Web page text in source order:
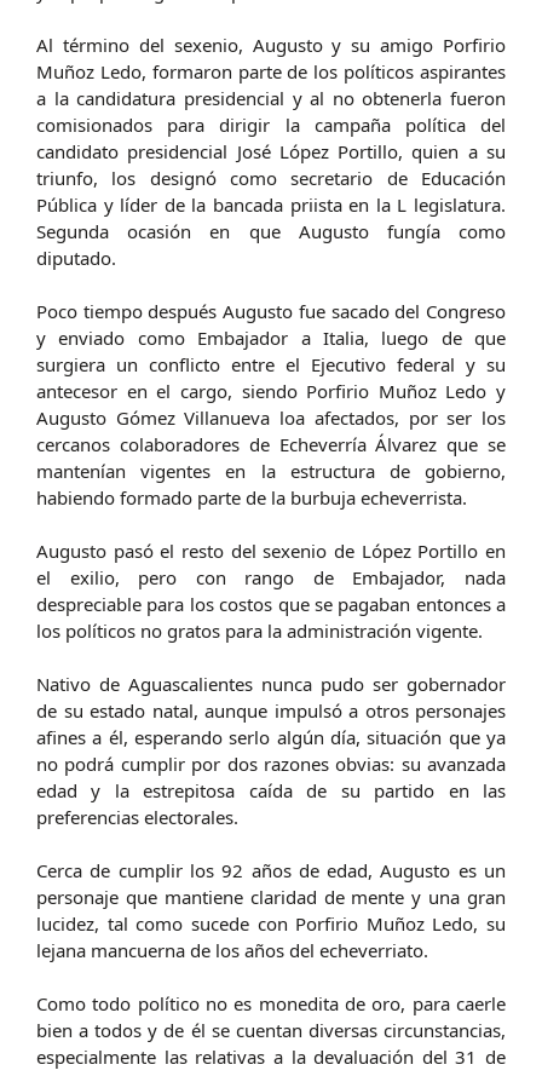
Al término del sexenio, Augusto y su amigo Porfirio
Muñoz Ledo, formaron parte de los políticos aspirantes
a la candidatura presidencial y al no obtenerla fueron
comisionados para dirigir la campaña política del
candidato presidencial José López Portillo, quien a su
triunfo, los designó como secretario de Educación
Pública y líder de la bancada priista en la L legislatura.
Segunda ocasión en que Augusto fungía como
diputado.
Poco tiempo después Augusto fue sacado del Congreso
y enviado como Embajador a Italia, luego de que
surgiera un conflicto entre el Ejecutivo federal y su
antecesor en el cargo, siendo Porfirio Muñoz Ledo y
Augusto Gómez Villanueva loa afectados, por ser los
cercanos colaboradores de Echeverría Álvarez que se
mantenían vigentes en la estructura de gobierno,
habiendo formado parte de la burbuja echeverrista.
Augusto pasó el resto del sexenio de López Portillo en
el exilio, pero con rango de Embajador, nada
despreciable para los costos que se pagaban entonces a
los políticos no gratos para la administración vigente.
Nativo de Aguascalientes nunca pudo ser gobernador
de su estado natal, aunque impulsó a otros personajes
afines a él, esperando serlo algún día, situación que ya
no podrá cumplir por dos razones obvias: su avanzada
edad y la estrepitosa caída de su partido en las
preferencias electorales.
Cerca de cumplir los 92 años de edad, Augusto es un
personaje que mantiene claridad de mente y una gran
lucidez, tal como sucede con Porfirio Muñoz Ledo, su
lejana mancuerna de los años del echeverriato.
Como todo político no es monedita de oro, para caerle
bien a todos y de él se cuentan diversas circunstancias,
especialmente las relativas a la devaluación del 31 de